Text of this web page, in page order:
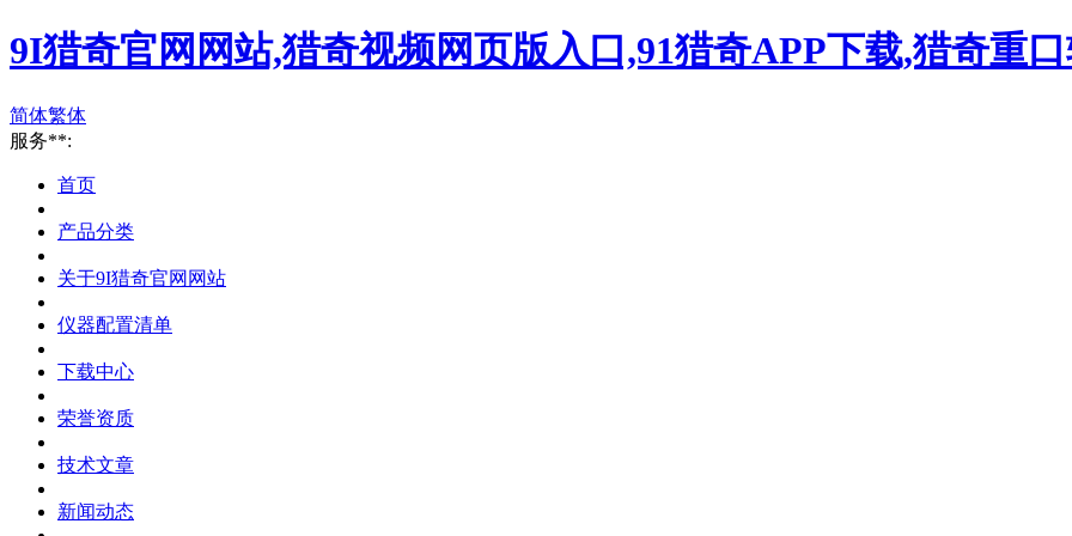
9I猎奇官网网站,猎奇视频网页版入口,91猎奇APP下载,猎奇重
简体繁体
服务**:
首页
产品分类
关于9I猎奇官网网站
仪器配置清单
下载中心
荣誉资质
技术文章
新闻动态